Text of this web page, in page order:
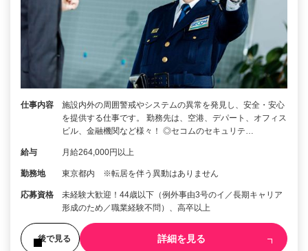
仕事内容
施設内外の周囲警戒やシステムの異常を発見し、安全・安心
を提供する仕事です。 勤務先は、空港、デパート、オフィス
ビル、金融機関など様々！ ◎セコムのセキュリテ…
給与 月給264,000円以上
勤務地 東京都内 ※転居を伴う異動はありません
応募資格
未経験大歓迎！44歳以下（例外事由3号のイ／長期キャリア
形成のため／職業経験不問）、高卒以上
後で見る 詳細を見る